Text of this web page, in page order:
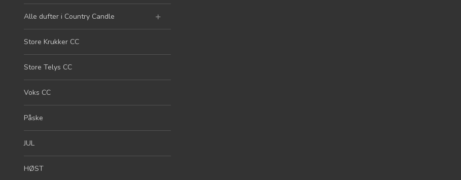
Alle dufter i Country Candle
Store Krukker CC
Store Telys CC
Voks CC
Påske
JUL
HØST